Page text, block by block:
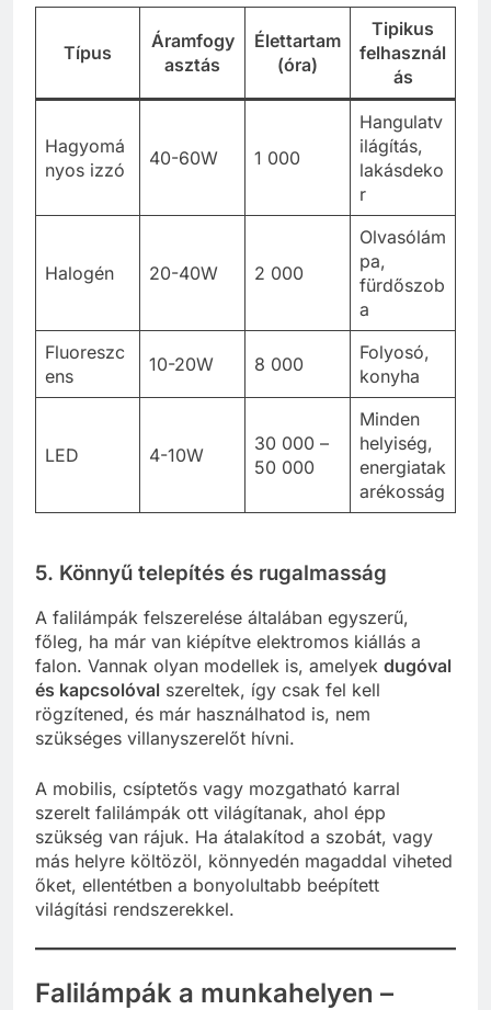
Típus
Áramfogy
asztás
Élettartam
(óra)
Tipikus
felhasznál
ás
Hagyomá
nyos izzó
40-60W 1 000
Hangulatv
ilágítás,
lakásdeko
r
Halogén 20-40W 2 000
Olvasólám
pa,
fürdőszob
a
Fluoreszc
ens
10-20W 8 000
Folyosó,
konyha
LED 4-10W
30 000 –
50 000
Minden
helyiség,
energiatak
arékosság
5. Könnyű telepítés és rugalmasság
A falilámpák felszerelése általában egyszerű,
főleg, ha már van kiépítve elektromos kiállás a
falon. Vannak olyan modellek is, amelyek dugóval
és kapcsolóval szereltek, így csak fel kell
rögzítened, és már használhatod is, nem
szükséges villanyszerelőt hívni.
A mobilis, csíptetős vagy mozgatható karral
szerelt falilámpák ott világítanak, ahol épp
szükség van rájuk. Ha átalakítod a szobát, vagy
más helyre költözöl, könnyedén magaddal viheted
őket, ellentétben a bonyolultabb beépített
világítási rendszerekkel.
Falilámpák a munkahelyen –